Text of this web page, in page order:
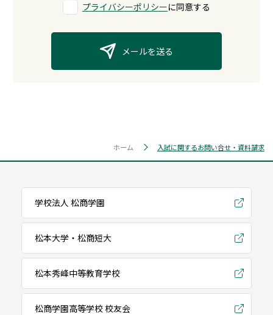
プライバシーポリシーに同意する
メールを送る
ホーム 入試に関するお問い合せ・資料請求
学校法人 松商学園
松本大学・松商短大
松本秀峰中等教育学校
松商学園高等学校 校友会